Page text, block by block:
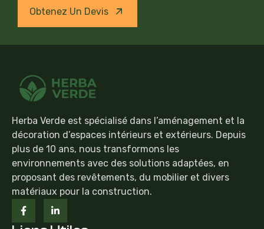
Obtenez Un Devis
Herba Verde est spécialisé dans l’aménagement et la
décoration d’espaces intérieurs et extérieurs. Depuis
plus de 10 ans, nous transformons les
environnements avec des solutions adaptées, en
proposant des revêtements, du mobilier et divers
matériaux pour la construction.